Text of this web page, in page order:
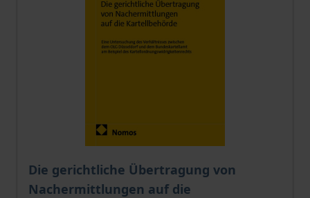
Die gerichtliche Übertragung von
Nachermittlungen auf die
Der Preis dieses Titels richtet sich nach der